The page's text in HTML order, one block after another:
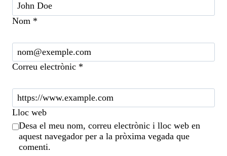
Nom *
Correu electrònic *
Lloc web
Desa el meu nom, correu electrònic i lloc web en
aquest navegador per a la pròxima vegada que
comenti.